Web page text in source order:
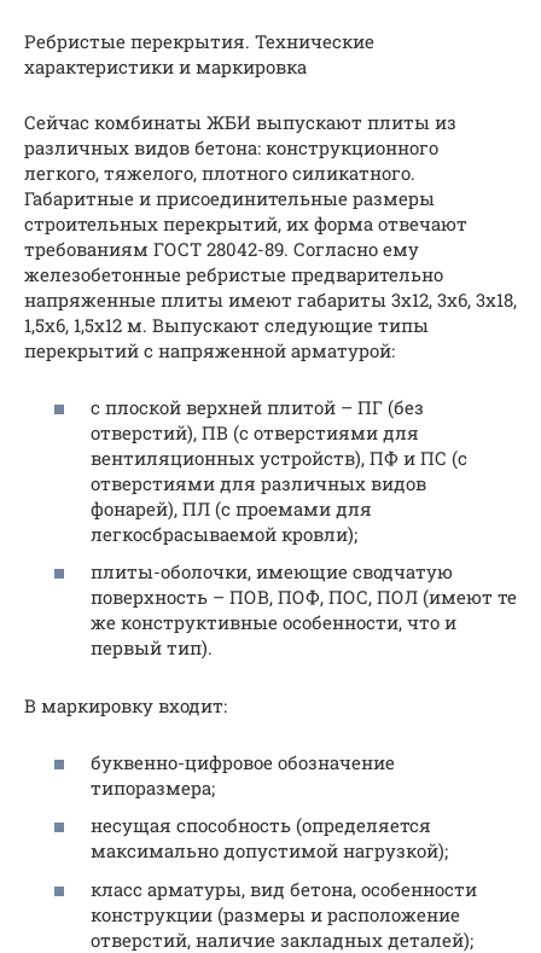
Ребристые перекрытия. Технические
характеристики и маркировка
Сейчас комбинаты ЖБИ выпускают плиты из
различных видов бетона: конструкционного
легкого, тяжелого, плотного силикатного.
Габаритные и присоединительные размеры
строительных перекрытий, их форма отвечают
требованиям ГОСТ 28042-89. Согласно ему
железобетонные ребристые предварительно
напряженные плиты имеют габариты 3х12, 3х6, 3х18,
1,5х6, 1,5х12 м. Выпускают следующие типы
перекрытий с напряженной арматурой:
с плоской верхней плитой – ПГ (без
отверстий), ПВ (с отверстиями для
вентиляционных устройств), ПФ и ПС (с
отверстиями для различных видов
фонарей), ПЛ (с проемами для
легкосбрасываемой кровли);
плиты-оболочки, имеющие сводчатую
поверхность – ПОВ, ПОФ, ПОС, ПОЛ (имеют те
же конструктивные особенности, что и
первый тип).
В маркировку входит:
буквенно-цифровое обозначение
типоразмера;
несущая способность (определяется
максимально допустимой нагрузкой);
класс арматуры, вид бетона, особенности
конструкции (размеры и расположение
отверстий, наличие закладных деталей);